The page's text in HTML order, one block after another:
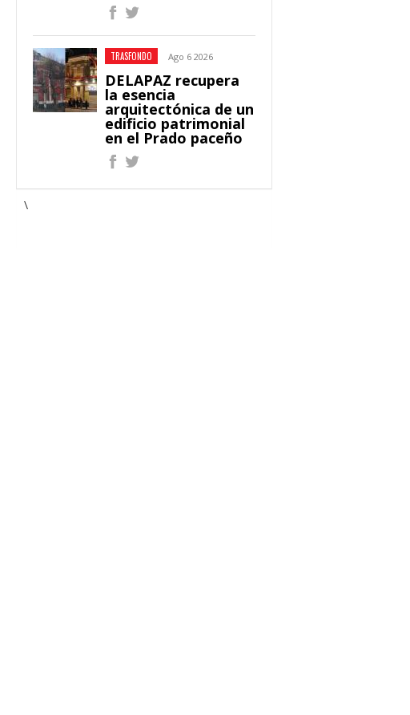
TRASFONDO Ago 6 2026
DELAPAZ recupera
la esencia
arquitectónica de un
edificio patrimonial
en el Prado paceño
\